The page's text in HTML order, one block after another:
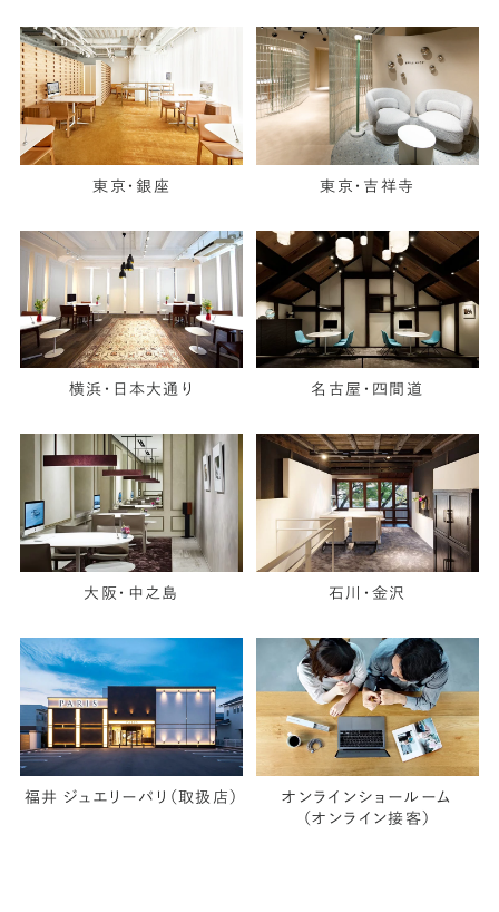
東京・銀座 東京・吉祥寺
横浜・日本大通り 名古屋・四間道
大阪・中之島 石川・金沢
福井 ジュエリーパリ（取扱店）
オンラインショールーム
（オンライン接客）